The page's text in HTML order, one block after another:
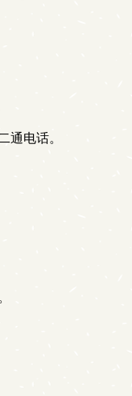
通电话。